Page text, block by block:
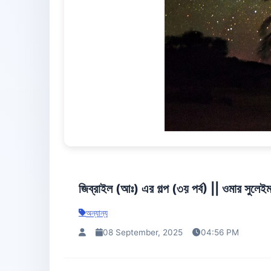
জিব্রাইল (আঃ) এর গল্প (৩য় পর্ব) || ওমার
অন্যান্য
08 September, 2025 04:56 PM